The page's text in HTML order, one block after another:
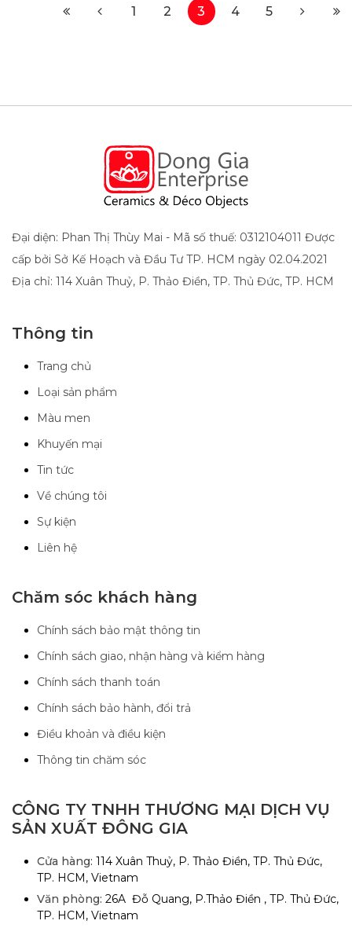
1 2 3 4 5
Đại diện: Phan Thị Thùy Mai - Mã số thuế: 0312104011 Được
cấp bởi Sở Kế Hoạch và Đầu Tư TP. HCM ngày 02.04.2021
Địa chỉ: 114 Xuân Thuỷ, P. Thảo Điền, TP. Thủ Đức, TP. HCM
Thông tin
Trang chủ
Loại sản phẩm
Màu men
Khuyến mại
Tin tức
Về chúng tôi
Sự kiện
Liên hệ
Chăm sóc khách hàng
Chính sách bảo mật thông tin
Chính sách giao, nhận hàng và kiểm hàng
Chính sách thanh toán
Chính sách bảo hành, đổi trả
Điều khoản và điều kiện
Thông tin chăm sóc
CÔNG TY TNHH THƯƠNG MẠI DỊCH VỤ
SẢN XUẤT ĐÔNG GIA
Cửa hàng: 114 Xuân Thuỷ, P. Thảo Điền, TP. Thủ Đức,
TP. HCM, Vietnam
Văn phòng: 26A Đỗ Quang, P.Thảo Điền , TP. Thủ Đức,
TP. HCM, Vietnam